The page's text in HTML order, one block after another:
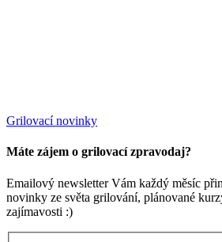
Grilovací novinky
Máte zájem o grilovací zpravodaj?
Emailový newsletter Vám každý měsíc
novinky ze světa grilování, plánované
zajímavosti :)